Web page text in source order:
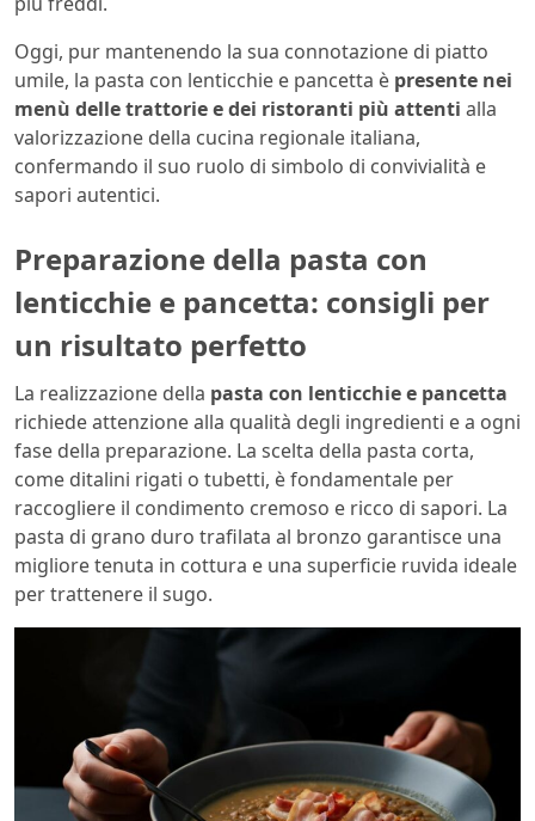
Oggi, pur mantenendo la sua connotazione di piatto
umile, la pasta con lenticchie e pancetta è presente nei
menù delle trattorie e dei ristoranti più attenti alla
valorizzazione della cucina regionale italiana,
confermando il suo ruolo di simbolo di convivialità e
sapori autentici.
Preparazione della pasta con
lenticchie e pancetta: consigli per
un risultato perfetto
La realizzazione della pasta con lenticchie e pancetta
richiede attenzione alla qualità degli ingredienti e a ogni
fase della preparazione. La scelta della pasta corta,
come ditalini rigati o tubetti, è fondamentale per
raccogliere il condimento cremoso e ricco di sapori. La
pasta di grano duro trafilata al bronzo garantisce una
migliore tenuta in cottura e una superficie ruvida ideale
per trattenere il sugo.